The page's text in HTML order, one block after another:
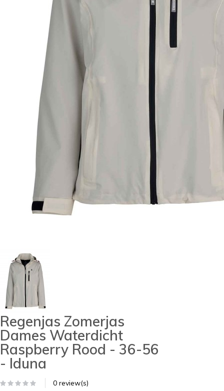
Regenjas Zomerjas
Dames Waterdicht
Raspberry Rood - 36-56
- Iduna
0 review(s)